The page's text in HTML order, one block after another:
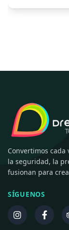
Convertimos
la seguridad, la
fusionan para
SÍGUENOS